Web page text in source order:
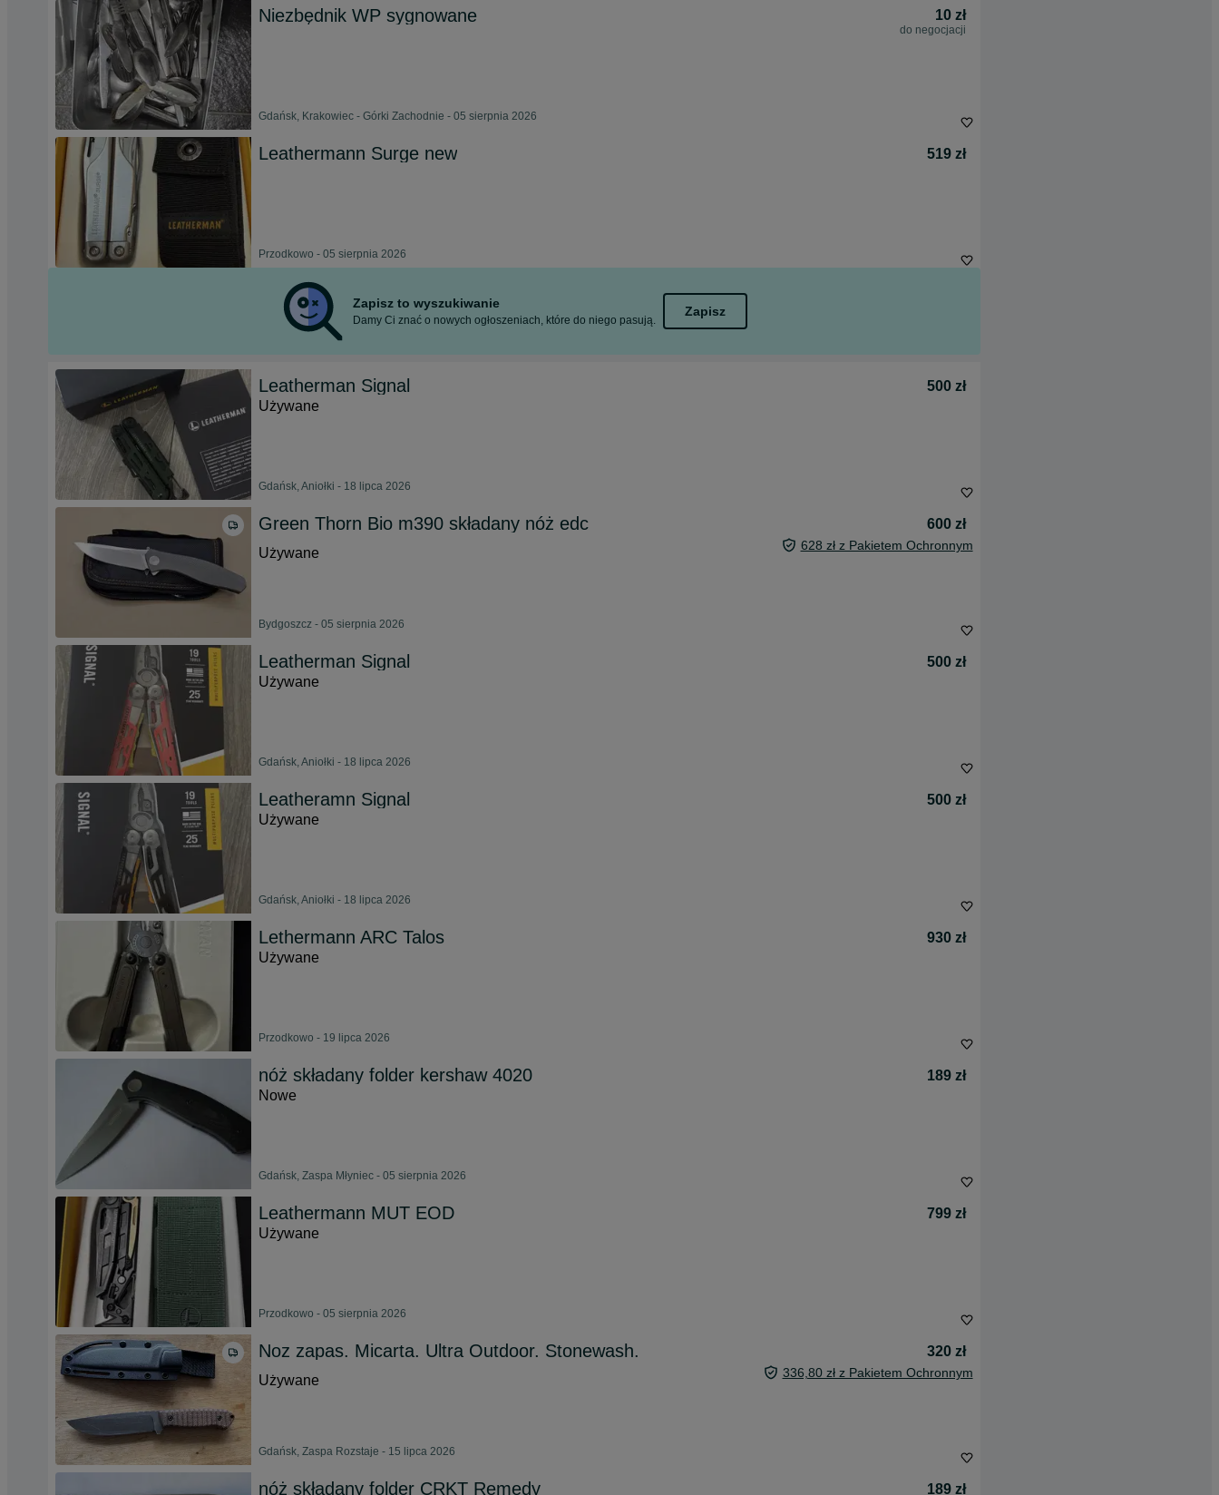
Niezbędnik WP sygnowane 10 zł
do negocjacji
Gdańsk, Krakowiec - Górki Zachodnie - 05 sierpnia 2026
Leathermann Surge new 519 zł
Przodkowo - 05 sierpnia 2026
Zapisz to wyszukiwanie
Damy Ci znać o nowych ogłoszeniach, które do niego pasują.
Zapisz
Leatherman Signal
500 zł
Używane
Gdańsk, Aniołki - 18 lipca 2026
Green Thorn Bio m390 składany nóż edc
600 zł
Używane
628 zł z Pakietem Ochronnym
Bydgoszcz - 05 sierpnia 2026
Leatherman Signal
500 zł
Używane
Gdańsk, Aniołki - 18 lipca 2026
Leatheramn Signal
500 zł
Używane
Gdańsk, Aniołki - 18 lipca 2026
Lethermann ARC Talos
930 zł
Używane
Przodkowo - 19 lipca 2026
nóż składany folder kershaw 4020
189 zł
Nowe
Gdańsk, Zaspa Młyniec - 05 sierpnia 2026
Leathermann MUT EOD
799 zł
Używane
Przodkowo - 05 sierpnia 2026
Noz zapas. Micarta. Ultra Outdoor. Stonewash.
320 zł
Używane
336,80 zł z Pakietem Ochronnym
Gdańsk, Zaspa Rozstaje - 15 lipca 2026
nóż składany folder CRKT Remedy 189 zł